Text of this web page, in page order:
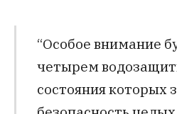
“Особое внимание
четырем
состояния которых